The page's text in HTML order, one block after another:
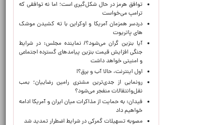
توافق هرمز در حال شکل‌گیری است؛ اما نه توافقی که
ترامپ می‌خواست
دردسر همزمان آمریکا و اوکراین با ته کشیدن موشک
های پاتریوت
آیا بنزین گران می‌شود؟/ نماینده مجلس: در شرایط
جنگی افزایش قیمت بنزین پیامدهای گسترده اجتماعی
و امنیتی خواهد داشت
اول اینترنت، حالا آب و برق؟!
رونمایی از جدی‌ترین مشتری رامین رضاییان؛ بمب
نقل‌وانتقالات منفجر می‌شود؟
فیدان: به حمایت از مذاکرات میان ایران و آمریکا ادامه
خواهیم داد
مصوبه تسهیلات گمرکی در شرایط اضطرار تمدید شد